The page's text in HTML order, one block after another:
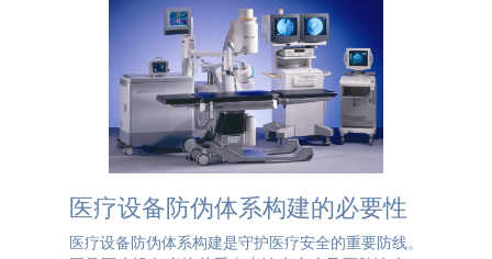
医疗设备防伪体系构建的必要性
医疗设备防伪体系构建是守护医疗安全的重要防线。